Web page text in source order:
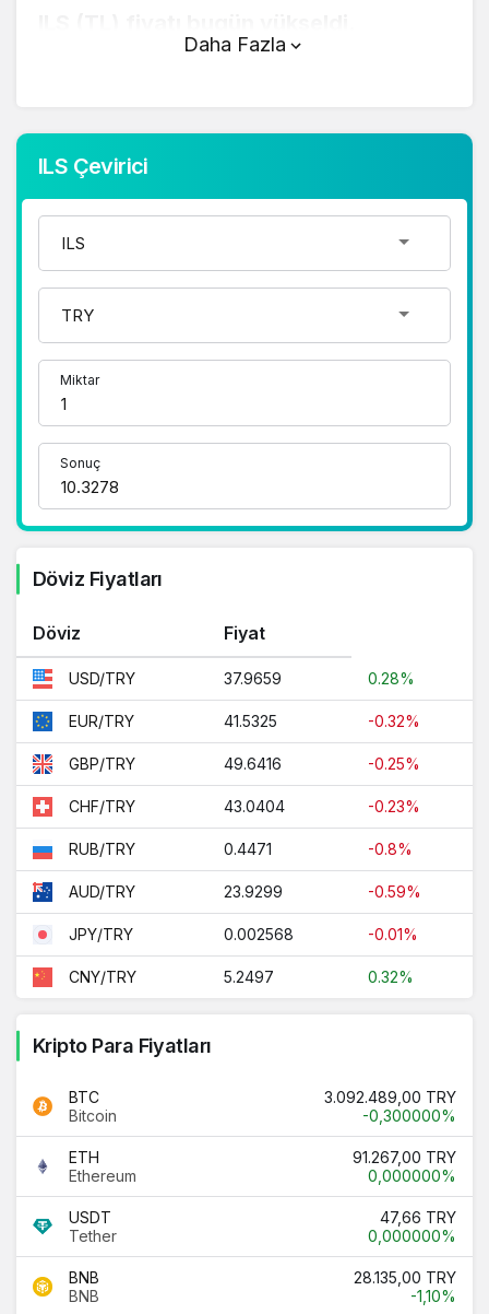
değişim göstermiştir..
yer alan çevirici aracını kullanarak mevcut
fiyatlar üzerinden hızlı ve kolay bir şekilde
çevirme işlemlerinizi gerçekleştirebilirsiniz.
ILS fiyatları hakkında detaylı bilgi ve anlık
güncellemeler için doğru adrestesiniz..
1 Dolar Kaç TL ?
1 Euro Kaç TL ?
1 Euro Kaç TL ?
1 CHF Kaç TL ?
1 CNY Kaç TL ?
Daha Fazla
ILS Çevirici
Miktar
Sonuç
Döviz Fiyatları
Döviz Fiyat
USD/TRY 37.9659 0.28%
EUR/TRY 41.5325 -0.32%
GBP/TRY 49.6416 -0.25%
CHF/TRY 43.0404 -0.23%
RUB/TRY 0.4471 -0.8%
AUD/TRY 23.9299 -0.59%
JPY/TRY 0.002568 -0.01%
CNY/TRY 5.2497 0.32%
Kripto Para Fiyatları
BTC
Bitcoin
3.092.489,00 TRY
-0,300000%
ETH
Ethereum
91.267,00 TRY
0,000000%
USDT
Tether
47,66 TRY
0,000000%
BNB
BNB
28.135,00 TRY
-1,10%